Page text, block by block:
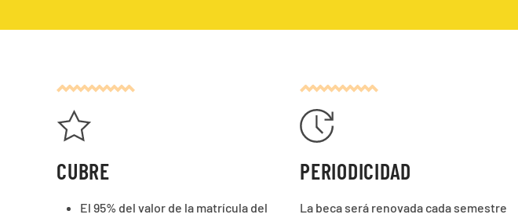
CUBRE
El 95% del valor de la matrícula del
PERIODICIDAD
La beca será renovada cada semestre